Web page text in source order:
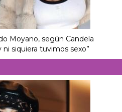
Moyano, según Candela
ni siquiera tuvimos sexo”